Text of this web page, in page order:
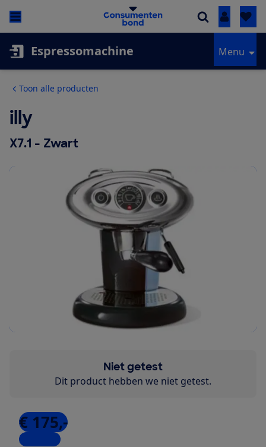
Inloggen
Espressomachine Menu
Toon alle producten
illy
X7.1 - Zwart
Niet getest
Dit product hebben we niet getest.
€ 175,-
5 winkels